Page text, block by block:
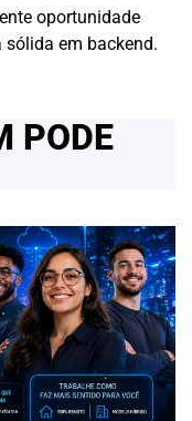
oportunidade
sólida em backend.
PODE